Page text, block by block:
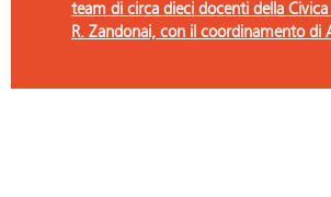
team di circa dieci docenti della Civica
R. Zandonai, con il coordinamento di